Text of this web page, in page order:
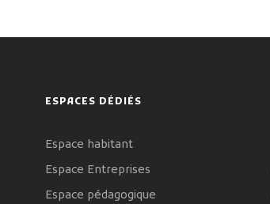
ESPACES DÉDIÉS
Espace habitant
Espace Entreprises
Espace pédagogique